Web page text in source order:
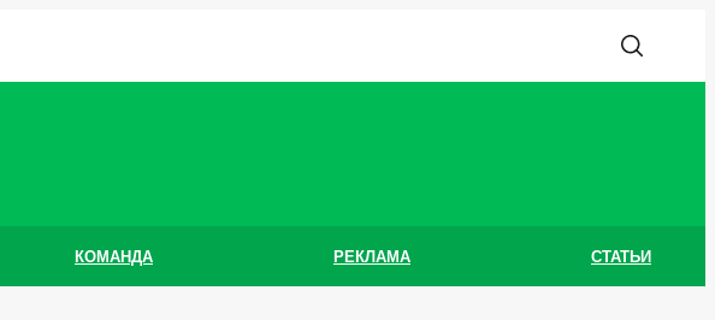
КОМАНДА РЕКЛАМА СТАТЬИ